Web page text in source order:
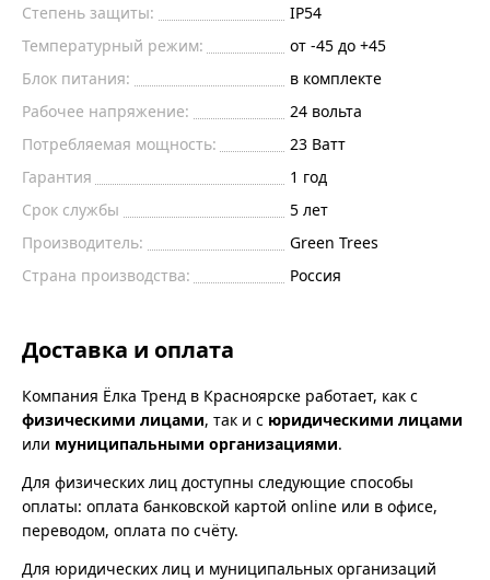
Степень защиты:
IP54
Температурный режим:
от -45 до +45
Блок питания:
в комплекте
Рабочее напряжение:
24 вольта
Потребляемая мощность:
23 Ватт
Гарантия
1 год
Срок службы
5 лет
Производитель:
Green Trees
Страна производства:
Россия
Доставка и оплата
Компания Ёлка Тренд в Красноярске работает, как с
физическими лицами, так и с юридическими лицами
или муниципальными организациями.
Для физических лиц доступны следующие способы
оплаты: оплата банковской картой online или в офисе,
переводом, оплата по счёту.
Для юридических лиц и муниципальных организаций